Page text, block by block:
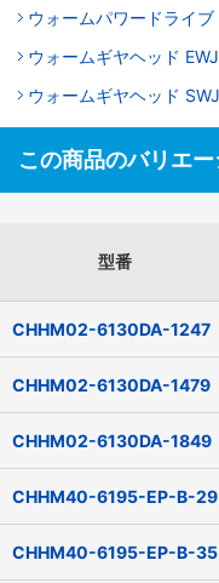
ウォームパワードライ
ウォームギヤヘッド
ウォームギヤヘッド
この商品のバリエ
型番
CHHM02-6130DA-1247
CHHM02-6130DA-1479
CHHM02-6130DA-1849
CHHM40-6195-EP-B-29
CHHM40-6195-EP-B-35